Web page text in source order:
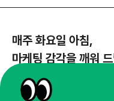
매주 화요일 아침,
마케팅 감각을 깨워
뉴스레터 구독하기